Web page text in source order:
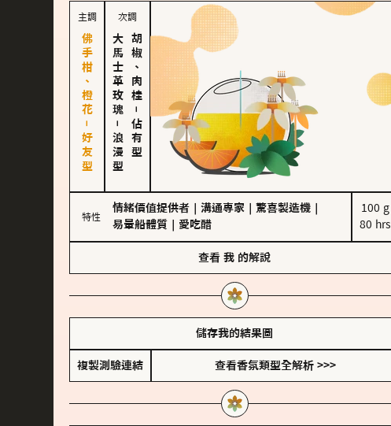
主調
佛手柑、橙花－好友型
次調
大馬士革玫瑰
－
浪漫型
胡椒、肉桂
－
佔有型
特性
情緒價值提供者 溝通專家 驚喜製造機
易暈船體質
愛吃醋
100 g
80 hrs
查看 我 的解說
儲存我的結果圖
複製測驗連結 查看香氛類型全解析 >>>